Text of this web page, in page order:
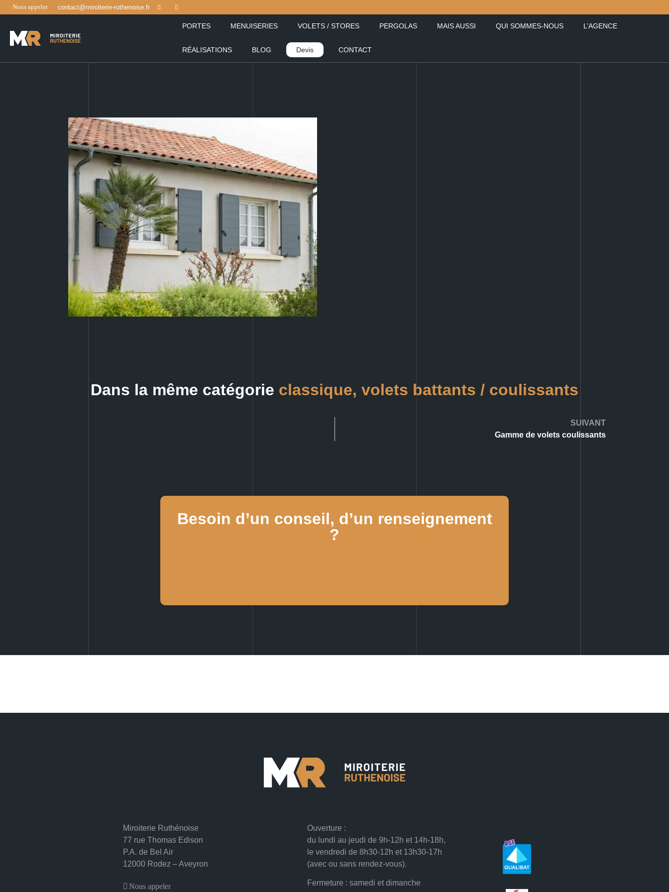
Nous appeler contact@miroiterie-ruthenoise.fr
PORTES MENUISERIES VOLETS / STORES PERGOLAS MAIS AUSSI QUI SOMMES-NOUS L’AGENCE
RÉALISATIONS BLOG Devis CONTACT
Dans la même catégorie classique, volets battants / coulissants
SUIVANT
Gamme de volets coulissants
Besoin d’un conseil, d’un renseignement
?
Miroiterie Ruthénoise
77 rue Thomas Edison
P.A. de Bel Air
12000 Rodez – Aveyron
Nous appeler
Ouverture :
du lundi au jeudi de 9h-12h et 14h-18h,
le vendredi de 8h30-12h et 13h30-17h
(avec ou sans rendez-vous).
Fermeture : samedi et dimanche